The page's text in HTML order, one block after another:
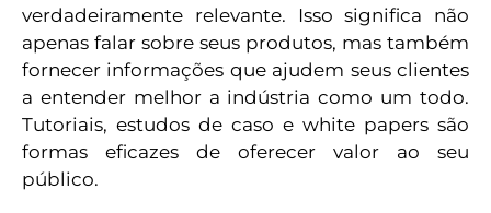
verdadeiramente relevante. Isso significa não
apenas falar sobre seus produtos, mas também
fornecer informações que ajudem seus clientes
a entender melhor a indústria como um todo.
Tutoriais, estudos de caso e white papers são
formas eficazes de oferecer valor ao seu
público.